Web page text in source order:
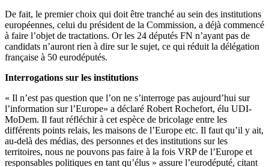
De fait, le premier choix qui doit être tranché au sein des institutions
européennes, celui du président de la Commission, a déjà commencé
à faire l’objet de tractations. Or les 24 députés FN n’ayant pas de
candidats n’auront rien à dire sur le sujet, ce qui réduit la délégation
française à 50 eurodéputés.
Interrogations sur les institutions
« Il n’est pas question que l’on ne s’interroge pas aujourd’hui sur
l’information sur l’Europe» a déclaré Robert Rochefort, élu UDI-
MoDem. Il faut réfléchir à cet espèce de bricolage entre les
différents points relais, les maisons de l’Europe etc. Il faut qu’il y ait,
au-delà des médias, des personnes et des institutions sur les
territoires, nous ne pouvons pas faire à la fois VRP de l’Europe et
responsables politiques en tant qu’élus » assure l’eurodéputé, citant